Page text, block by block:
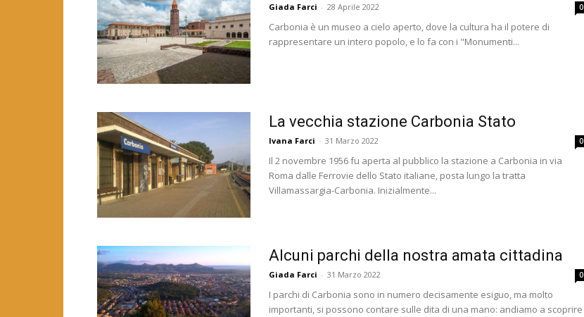
Giada Farci - 28 Aprile 2022 0
Carbonia è un museo a cielo aperto, dove la cultura ha il potere di
rappresentare un intero popolo, e lo fa con i "Monumenti...
La vecchia stazione Carbonia Stato
Ivana Farci - 31 Marzo 2022 0
Il 2 novembre 1956 fu aperta al pubblico la stazione a Carbonia in via
Roma dalle Ferrovie dello Stato italiane, posta lungo la tratta
Villamassargia-Carbonia. Inizialmente...
Alcuni parchi della nostra amata cittadina
Giada Farci - 31 Marzo 2022 0
I parchi di Carbonia sono in numero decisamente esiguo, ma molto
importanti, si possono contare sulle dita di una mano: andiamo a scoprire